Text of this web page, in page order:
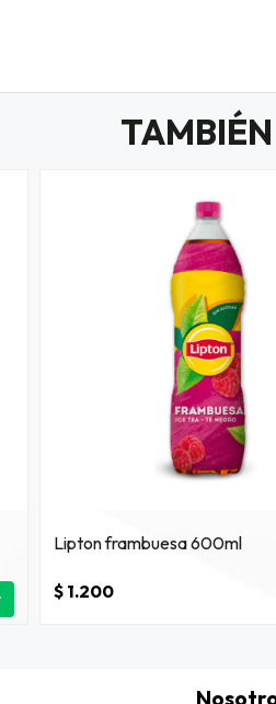
Lipton frambuesa 600ml
$ 1.200